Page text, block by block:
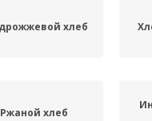
хлеб
Ржаной хлеб